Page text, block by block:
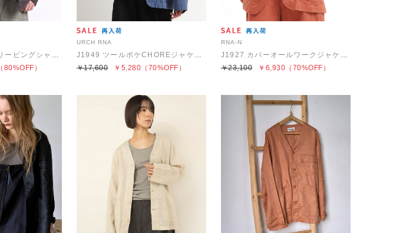
J2010 製品染めスリーピングシャツジャケット
（80%OFF）
URCH RNA
J1949 ツールポケCHOREジャケット
￥5,280
￥17,600 （70%OFF）
RNA-N
J1927 カバーオールワークジャケット
￥6,930
￥23,100 （70%OFF）